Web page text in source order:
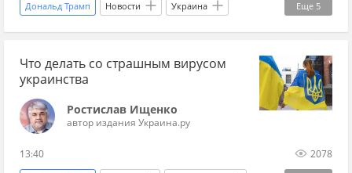
Еще 5
Дональд Трамп Новости Украина
Анна Скороход Михаил Федоров
Вооруженные силы Украины Рада
Верховная Рада
Что делать со страшным вирусом
украинства
Ростислав Ищенко
автор издания Украина.ру
13:40 2078